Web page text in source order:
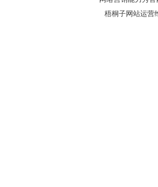
梧桐子网站运营